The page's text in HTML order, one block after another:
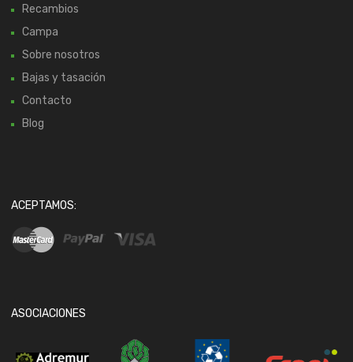
Recambios
Campa
Sobre nosotros
Bajas y tasación
Contacto
Blog
ACEPTAMOS:
ASOCIACIONES